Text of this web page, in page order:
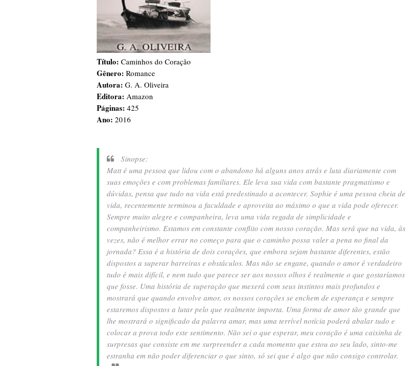
Título: Caminhos do Coração
Gênero: Romance
Autora: G. A. Oliveira
Editora: Amazon
Páginas: 425
Ano: 2016
Sinopse:
Matt é uma pessoa que lidou com o abandono há alguns anos atrás e luta diariamente com
suas emoções e com problemas familiares. Ele leva sua vida com bastante pragmatismo e
dúvidas, pensa que tudo na vida está predestinado a acontecer. Sophie é uma pessoa cheia de
vida, recentemente terminou a faculdade e aproveita ao máximo o que a vida pode oferecer.
Sempre muito alegre e companheira, leva uma vida regada de simplicidade e
companheirismo. Estamos em constante conflito com nosso coração. Mas será que na vida, às
vezes, não é melhor errar no começo para que o caminho possa valer a pena no final da
jornada? Essa é a história de dois corações, que embora sejam bastante diferentes, estão
dispostos a superar barreiras e obstáculos. Mas não se engane, quando o amor é verdadeiro
tudo é mais difícil, e nem tudo que parece ser aos nossos olhos é realmente o que gostaríamos
que fosse. Uma história de superação que mexerá com seus instintos mais profundos e
mostrará que quando envolve amor, os nossos corações se enchem de esperança e sempre
estaremos dispostos a lutar pelo que realmente importa. Uma forma de amor tão grande que
lhe mostrará o significado da palavra amar, mas uma terrível notícia poderá abalar tudo e
colocar a prova todo este sentimento. Não sei o que esperar, meu coração é uma caixinha de
surpresas que consiste em me surpreender a cada momento que estou ao seu lado, sinto-me
estranha em não poder diferenciar o que sinto, só sei que é algo que não consigo controlar.